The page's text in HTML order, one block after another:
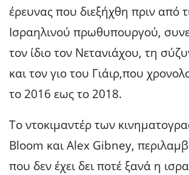
έρευνας που διεξήχθη πριν από
Ισραηλινού πρωθυπουργού,
τον ίδιο τον Νετανιάχου, τη
και τον γιο του Γιάιρ,που
το 2016 εως το 2018.
Το ντοκιμαντέρ των
Bloom και Alex Gibney,
που δεν έχει δει ποτέ ξανά η